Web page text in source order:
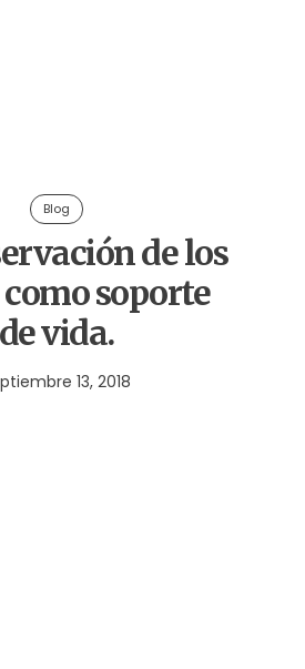
Blog
de los
soporte
de vida.
13, 2018